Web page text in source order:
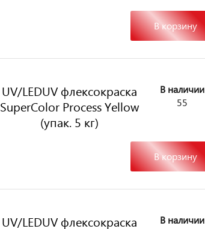
В корзину
UV/LEDUV флексокраска
SuperColor Process Yellow
(упак. 5 кг)
В наличии
55
В корзину
UV/LEDUV флексокраска
В наличии